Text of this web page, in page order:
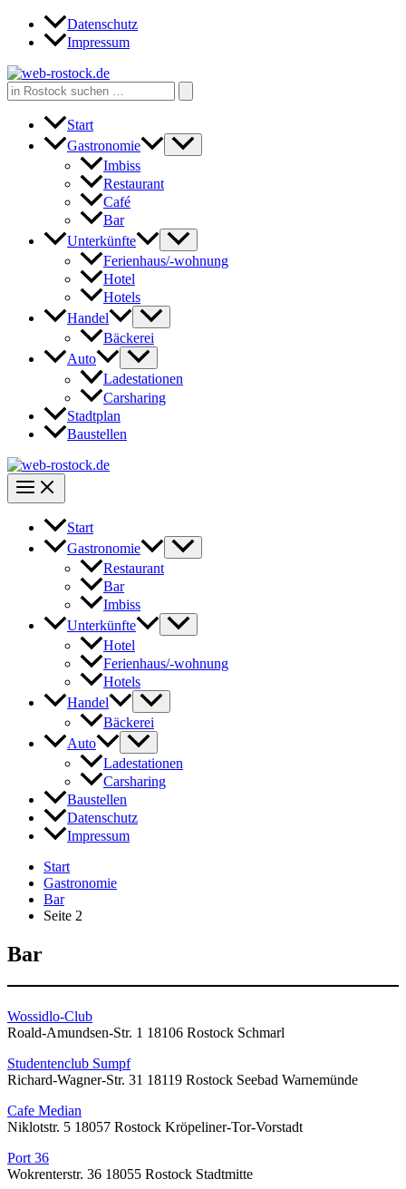
Zum
Inhalt
Datenschutz
Impressum
Search
for:
Start
Gastronomie
Imbiss
Restaurant
Café
Bar
Unterkünfte
Ferienhaus/-wohnung
Hotel
Hotels
Handel
Bäckerei
Auto
Ladestationen
Carsharing
Stadtplan
Baustellen
Start
Gastronomie
Restaurant
Bar
Imbiss
Unterkünfte
Hotel
Ferienhaus/-wohnung
Hotels
Handel
Bäckerei
Auto
Ladestationen
Carsharing
Baustellen
Datenschutz
Impressum
Start
Gastronomie
Bar
Seite 2
Bar
Wossidlo-Club
Roald-Amundsen-Str. 1 18106 Rostock Schmarl
Studentenclub Sumpf
Richard-Wagner-Str. 31 18119 Rostock Seebad Warnemünde
Cafe Median
Niklotstr. 5 18057 Rostock Kröpeliner-Tor-Vorstadt
Port 36
Wokrenterstr. 36 18055 Rostock Stadtmitte